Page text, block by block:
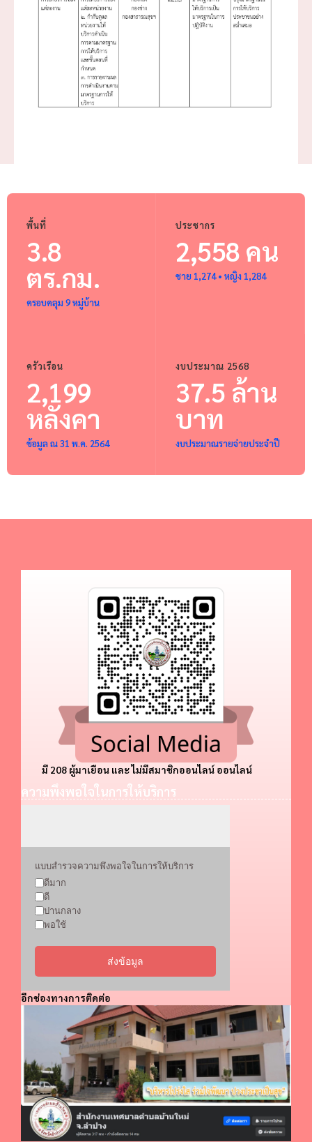
พื้นที่
3.8
ตร.กม.
ครอบคลุม 9 หมู่บ้าน
ประชากร
2,558 คน
ชาย 1,274 • หญิง 1,284
ครัวเรือน
2,199
หลังคา
ข้อมูล ณ 31 พ.ค. 2564
งบประมาณ 2568
37.5 ล้าน
บาท
งบประมาณรายจ่ายประจำปี
มี 208 ผู้มาเยือน และ ไม่มีสมาชิกออนไลน์ ออนไลน์
ความพึงพอใจในการให้บริการ
แบบสำรวจความพึงพอใจในการให้บริการ
ดีมาก
ดี
ปานกลาง
พอใช้
ส่งข้อมูล
อีกช่องทางการติดต่อ